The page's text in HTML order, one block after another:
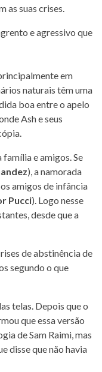
as suas crises.
em
naturais têm uma
boa entre o apelo
Ash e seus
e amigos. Se
), a namorada
os amigos de infância
Pucci). Logo nesse
desde que a
de abstinência de
segundo o que
telas. Depois que o
que essa versão
de Sam Raimi, mas
disse que não havia